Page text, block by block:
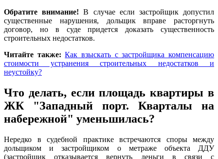
Обратите внимание! В случае если застройщик допустил
существенные нарушения, дольщик вправе расторгнуть
договор, но в суде придется доказать существенность
строительных недостатков.
Читайте также: Как взыскать с застройщика компенсацию
стоимости устранения строительных недостатков и
неустойку?
Что делать, если площадь квартиры в
ЖК "Западный порт. Кварталы на
набережной" уменьшилась?
Нередко в судебной практике встречаются споры между
дольщиком и застройщиком о метраже объекта ДДУ
(застройщик отказывается вернуть деньги в связи с